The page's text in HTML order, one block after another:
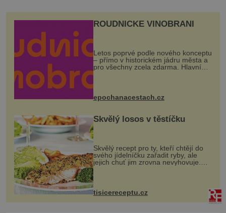
ROUDNICKÉ VINOBRANÍ
Letos poprvé podle nového konceptu
– přímo v historickém jádru města a
pro všechny zcela zdarma. Hlavní
program se odehraje na Karlově a
mohou těšit na víno, burčák, pes...
epochanacestach.cz
Skvělý losos v těstíčku
Skvělý recept pro ty, kteří chtějí do
svého jídelníčku zařadit ryby, ale
jejich chuť jim zrovna nevyhovuje.
Losos je samozřejmě taky ryba, ale v
tomto případě si na to nikdo ani
nevzpomene. Ingredienc...
tisicereceptu.cz